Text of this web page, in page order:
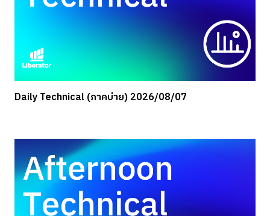
Daily Technical (ภาคบ่าย) 2026/08/07